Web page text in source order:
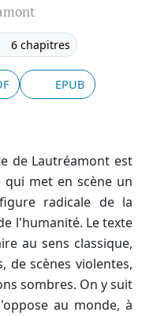
6 chapitres
EPUB
de Lautréamont est
met en scène un
radicale de la
l'humanité. Le texte
au sens classique,
de scènes violentes,
sombres. On y suit
au monde, à